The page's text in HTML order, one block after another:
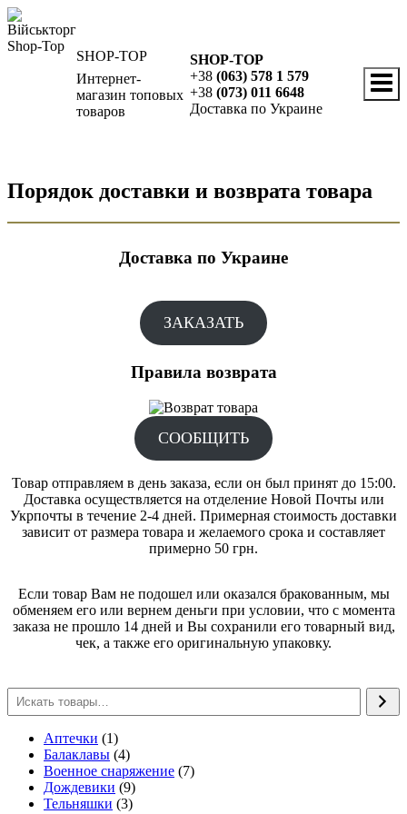
Перейти
к
содержимому
SHOP-TOP
Интернет-
магазин топовых
товаров
SHOP-TOP
+38 (063) 578 1 579
+38 (073) 011 6648
Доставка по Украине
Порядок доставки и возврата товара
Доставка по Украине
ЗАКАЗАТЬ
Правила возврата
СООБЩИТЬ
Товар отправляем в день заказа, если он был принят до 15:00.
Доставка осуществляется на отделение Новой Почты или
Укрпочты в течение 2-4 дней. Примерная стоимость доставки
зависит от размера товара и желаемого срока и составляет
примерно 50 грн.
Если товар Вам не подошел или оказался бракованным, мы
обменяем его или вернем деньги при условии, что с момента
заказа не прошло 14 дней и Вы сохранили его товарный вид,
чек, а также его оригинальную упаковку.
Аптечки 11
товар
Балаклавы 44
товара
Военное снаряжение 77
Дождевики 99
товаров
Тельняшки 33